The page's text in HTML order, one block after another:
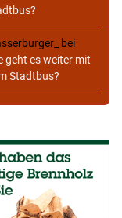
bei
geht es weiter mit
Stadtbus?